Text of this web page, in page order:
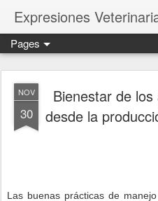
Expresiones
Pages
NOV
30
Bienestar de
desde la
Las buenas prácticas de